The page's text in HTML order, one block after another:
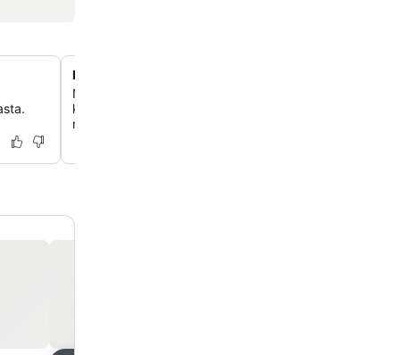
Laaja aamiaisbuffet
Nauti monipuolisesta kotitekoisesta aamiaisesta, jossa
kansainvälisiä vaihtoehtoja, tuoreita hedelmiä ja oma
ryhmille.